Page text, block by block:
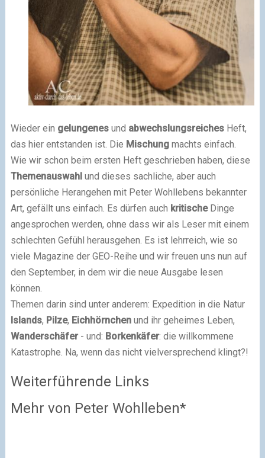
Wieder ein gelungenes und abwechslungsreiches Heft,
das hier entstanden ist. Die Mischung machts einfach.
Wie wir schon beim ersten Heft geschrieben haben, diese
Themenauswahl und dieses sachliche, aber auch
persönliche Herangehen mit Peter Wohllebens bekannter
Art, gefällt uns einfach. Es dürfen auch kritische Dinge
angesprochen werden, ohne dass wir als Leser mit einem
schlechten Gefühl herausgehen. Es ist lehrreich, wie so
viele Magazine der GEO-Reihe und wir freuen uns nun auf
den September, in dem wir die neue Ausgabe lesen
können.
Themen darin sind unter anderem: Expedition in die Natur
Islands, Pilze, Eichhörnchen und ihr geheimes Leben,
Wanderschäfer - und: Borkenkäfer: die willkommene
Katastrophe. Na, wenn das nicht vielversprechend klingt?!
Weiterführende Links
Mehr von Peter Wohlleben*